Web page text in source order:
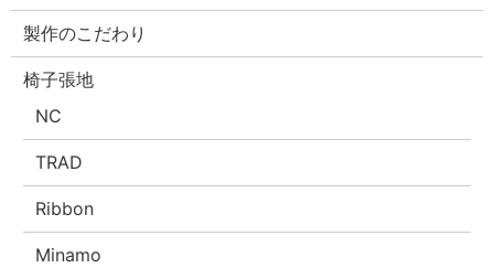
製作のこだわり
椅子張地
NC
TRAD
Ribbon
Minamo